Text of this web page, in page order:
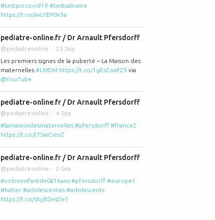
#testpcrcovid19 #testsalivaire
https://t.co/axLYEP0x3a
pediatre-online.fr / Dr Arnault Pfersdorff
@pediatreonline
25 Sep
Les premiers signes de la puberté – La Maison des
maternelles #LMDM https://t.co/1gEsZoaF29 via
@YouTube
pediatre-online.fr / Dr Arnault Pfersdorff
@pediatreonline
4 Sep
#lamaisondesmaternelles #pfersdorff #france2
https://t.co/tTSiaCxtvZ
pediatre-online.fr / Dr Arnault Pfersdorff
@pediatreonline
2 Sep
#votreenfantde0à16ans #pfersdorff #europe1
#hatier #adolescentes #adolescents
https://t.co/sKyBZesDe1